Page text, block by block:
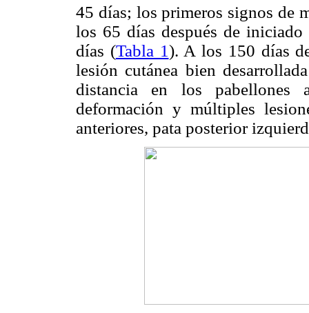
45 días; los primeros signos de
los 65 días después de
días (Tabla 1). A los 150 días
lesión cutánea bien
distancia en los pabellones
deformación y múltiples
anteriores, pata posterior